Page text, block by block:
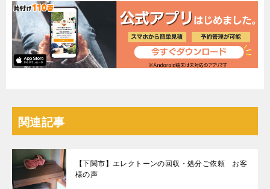
関連記事
【下関市】エレクトーンの回収・処分ご依頼 お客
様の声